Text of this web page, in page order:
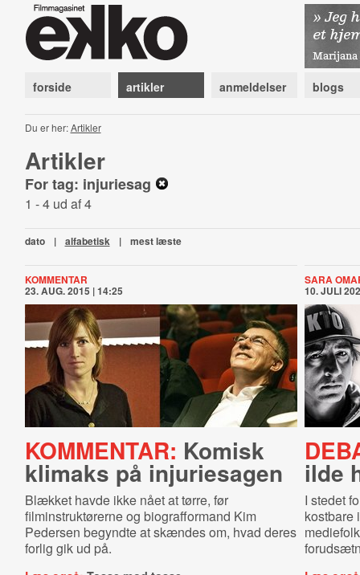
forside artikler anmeldelser blogs
Du er her:Artikler
Artikler
For tag: injuriesag
1 - 4 ud af 4
dato | alfabetisk | mest læste
KOMMENTAR
23. AUG. 2015 | 14:25
KOMMENTAR: Komisk
klimaks på injuriesagen
Blækket havde ikke nået at tørre, før
filminstruktørerne og biografformand Kim
Pedersen begyndte at skændes om, hvad deres
forlig gik ud på.
SARA
10. JULI
ilde
I stedet
kostbare